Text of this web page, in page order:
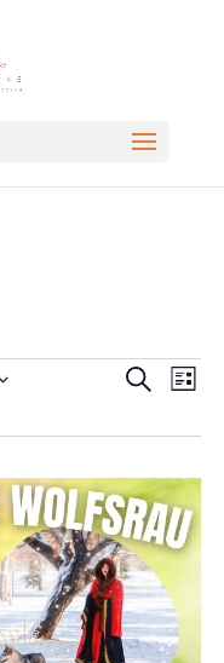
und
SucheListe